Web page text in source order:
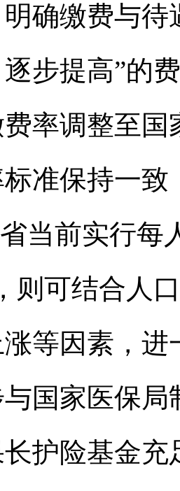
确缴费与
步提高”的
费率调整至
准保持一
当前实行每
则可结合人
等因素，
国家医保局
护险基金